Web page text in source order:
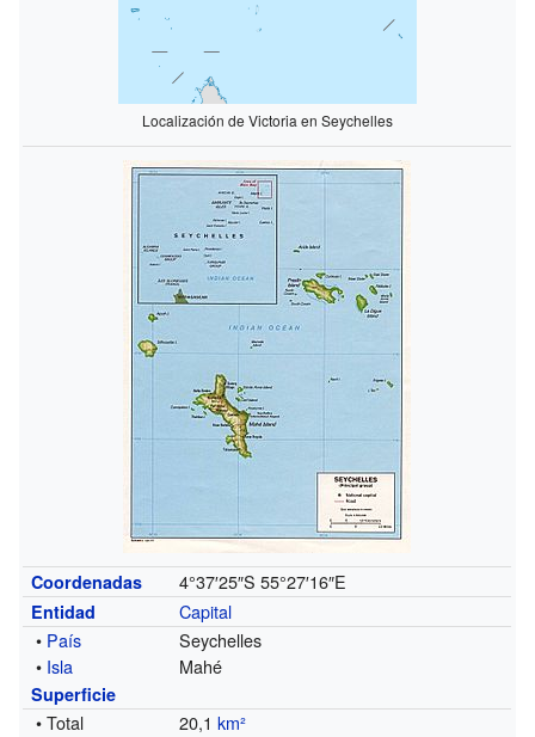
Localización de Victoria en Seychelles
Coordenadas 4°37′25″S 55°27′16″E
Entidad
Capital
• País
Seychelles
• Isla Mahé
Superficie
• Total 20,1km²